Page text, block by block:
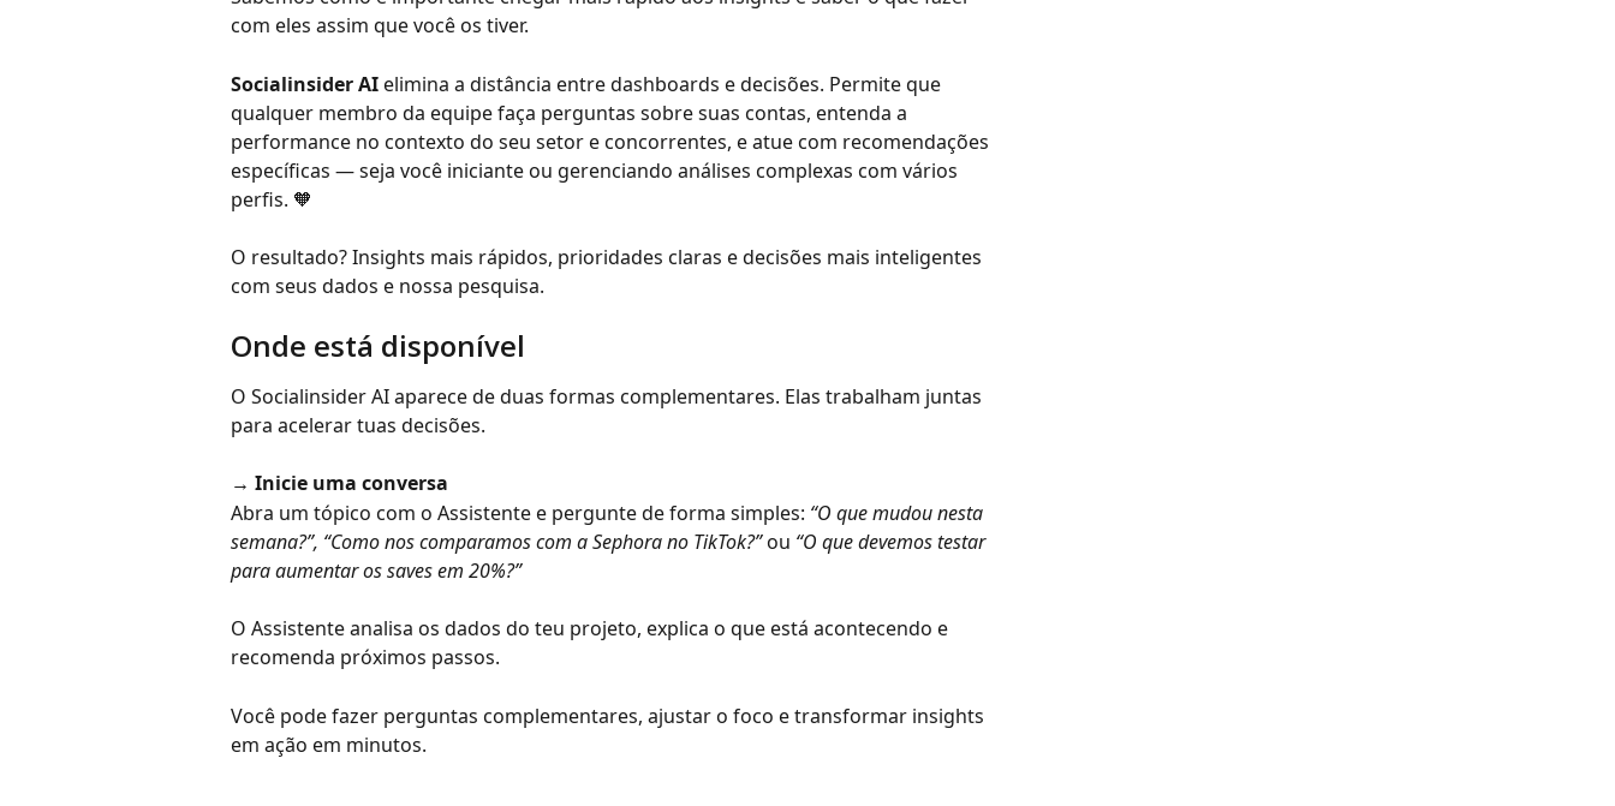
com eles assim que você os tiver.
Socialinsider AI elimina a distância entre dashboards e decisões. Permite que
qualquer membro da equipe faça perguntas sobre suas contas, entenda a
performance no contexto do seu setor e concorrentes, e atue com recomendações
específicas — seja você iniciante ou gerenciando análises complexas com vários
perfis. 🧡
O resultado? Insights mais rápidos, prioridades claras e decisões mais inteligentes
com seus dados e nossa pesquisa.
Onde está disponível
O Socialinsider AI aparece de duas formas complementares. Elas trabalham juntas
para acelerar tuas decisões.
→ Inicie uma conversa
Abra um tópico com o Assistente e pergunte de forma simples: “O que mudou nesta
semana?”, “Como nos comparamos com a Sephora no TikTok?” ou “O que devemos testar
para aumentar os saves em 20%?”
O Assistente analisa os dados do teu projeto, explica o que está acontecendo e
recomenda próximos passos.
Você pode fazer perguntas complementares, ajustar o foco e transformar insights
em ação em minutos.